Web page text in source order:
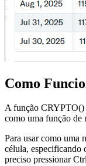
Como
A função CRYPTO()
como uma função de
Para usar como uma
célula, especificando
preciso pressionar